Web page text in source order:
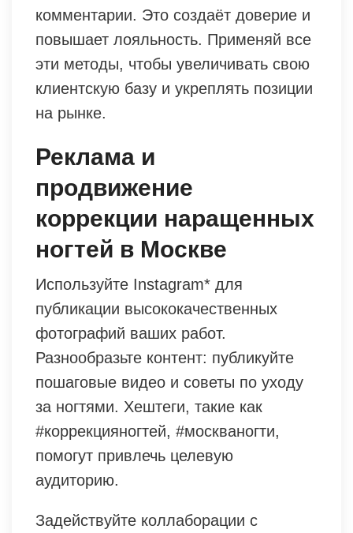
комментарии. Это создаёт доверие и
повышает лояльность. Применяй все
эти методы, чтобы увеличивать свою
клиентскую базу и укреплять позиции
на рынке.
Реклама и
продвижение
коррекции наращенных
ногтей в Москве
Используйте Instagram* для
публикации высококачественных
фотографий ваших работ.
Разнообразьте контент: публикуйте
пошаговые видео и советы по уходу
за ногтями. Хештеги, такие как
#коррекцияногтей, #москваногти,
помогут привлечь целевую
аудиторию.
Задействуйте коллаборации с